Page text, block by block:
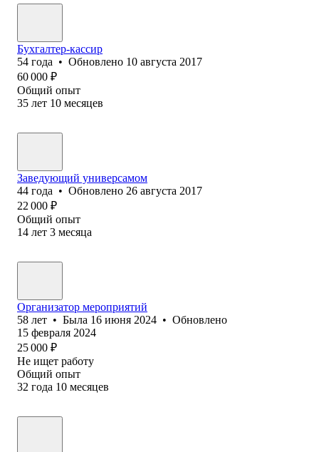
Бухгалтер-кассир
54 года • Обновлено 10 августа 2017
60 000 ₽
Общий опыт
35 лет 10 месяцев
Заведующий универсамом
44 года • Обновлено 26 августа 2017
22 000 ₽
Общий опыт
14 лет 3 месяца
Организатор мероприятий
58 лет • Была 16 июня 2024 • Обновлено
15 февраля 2024
25 000 ₽
Не ищет работу
Общий опыт
32 года 10 месяцев